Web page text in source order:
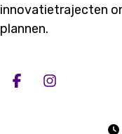
innovatietrajecten
plannen.
Deel opDeel op